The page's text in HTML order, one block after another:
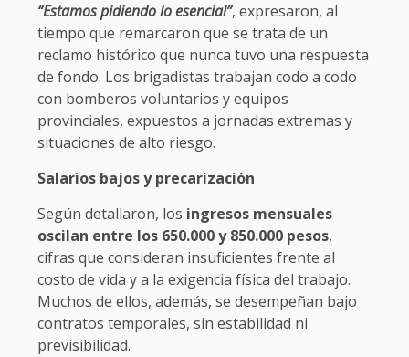
“Estamos pidiendo lo esencial”, expresaron, al
tiempo que remarcaron que se trata de un
reclamo histórico que nunca tuvo una respuesta
de fondo. Los brigadistas trabajan codo a codo
con bomberos voluntarios y equipos
provinciales, expuestos a jornadas extremas y
situaciones de alto riesgo.
Salarios bajos y precarización
Según detallaron, los ingresos mensuales
oscilan entre los 650.000 y 850.000 pesos,
cifras que consideran insuficientes frente al
costo de vida y a la exigencia física del trabajo.
Muchos de ellos, además, se desempeñan bajo
contratos temporales, sin estabilidad ni
previsibilidad.